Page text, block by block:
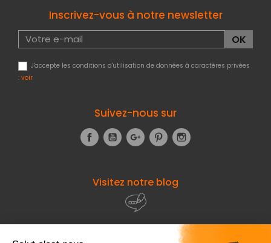
Inscrivez-vous à notre newsletter
J'accepte les conditions d'utilisation de données à caractères privées
: voir
Suivez-nous sur
FacebookYouTubeGoogle+Pinterest
Visitez notre blog